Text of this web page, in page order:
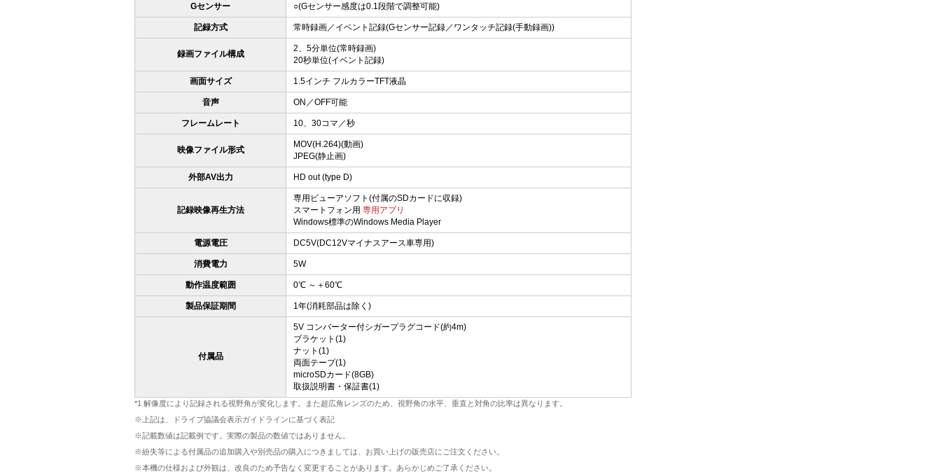
Gセンサー
○(Gセンサー感度は0.1段階で調整可能)
記録方式 常時録画／イベント記録(Gセンサー記録／ワンタッチ記録(手動録画))
録画ファイル構成
2、5分単位(常時録画)
20秒単位(イベント記録)
画面サイズ 1.5インチ フルカラーTFT液晶
音声 ON／OFF可能
フレームレート 10、30コマ／秒
映像ファイル形式
MOV(H.264)(動画)
JPEG(静止画)
外部AV出力 HD out (type D)
記録映像再生方法
専用ビューアソフト(付属のSDカードに収録)
スマートフォン用 専用アプリ
Windows標準のWindows Media Player
電源電圧 DC5V(DC12Vマイナスアース車専用)
消費電力 5W
動作温度範囲 0℃ ～＋60℃
製品保証期間 1年(消耗部品は除く)
付属品
5V コンバーター付シガープラグコード(約4m)
ブラケット(1)
ナット(1)
両面テープ(1)
microSDカード(8GB)
取扱説明書・保証書(1)
*1 解像度により記録される視野角が変化します。また超広角レンズのため、視野角の水平、垂直と対角の比率は異なります。
※上記は、ドライブ協議会表示ガイドラインに基づく表記
※記載数値は記載例です。実際の製品の数値ではありません。
※紛失等による付属品の追加購入や別売品の購入につきましては、お買い上げの販売店にご注文ください。
※本機の仕様および外観は、改良のため予告なく変更することがあります。あらかじめご了承ください。